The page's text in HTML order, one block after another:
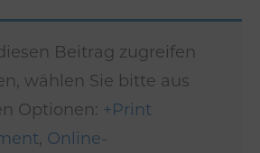
Beitrag zugreifen
wählen Sie bitte aus
Optionen: +Print
, Online-